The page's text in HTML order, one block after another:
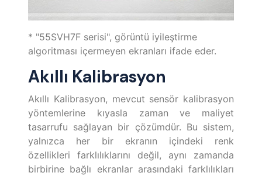
* "55SVH7F serisi", görüntü iyileştirme
algoritması içermeyen ekranları ifade eder.
Akıllı Kalibrasyon
Akıllı Kalibrasyon, mevcut sensör kalibrasyon
yöntemlerine kıyasla zaman ve maliyet
tasarrufu sağlayan bir çözümdür. Bu sistem,
yalnızca her bir ekranın içindeki renk
özellikleri farklılıklarını değil, aynı zamanda
birbirine bağlı ekranlar arasındaki farklılıkları